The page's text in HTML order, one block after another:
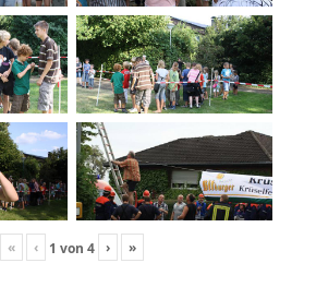
« ‹ 1 von 4 › »